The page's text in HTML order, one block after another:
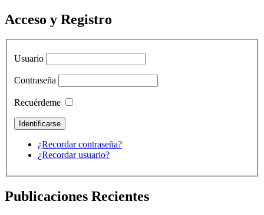
Acceso y Registro
Usuario
Contraseña
Recuérdeme
¿Recordar contraseña?
¿Recordar usuario?
Publicaciones Recientes